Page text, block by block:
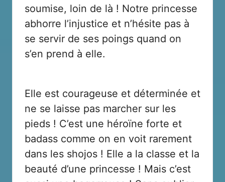
soumise, loin de là ! Notre princesse
abhorre l’injustice et n’hésite pas à
se servir de ses poings quand on
s’en prend à elle.
Elle est courageuse et déterminée et
ne se laisse pas marcher sur les
pieds ! C’est une héroïne forte et
badass comme on en voit rarement
dans les shojos ! Elle a la classe et la
beauté d’une princesse ! Mais c’est